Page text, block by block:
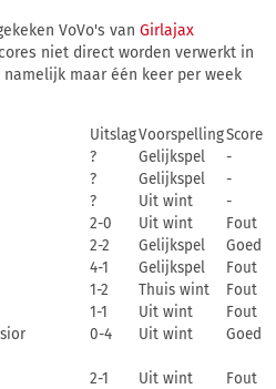
VoVo's van Girlajax
niet direct worden verwerkt in
maar één keer per week
UitslagVoorspellingScore
? Gelijkspel
-
? Gelijkspel
-
? Uit wint
-
2-0 Uit wint
Fout
2-2 Gelijkspel
Goed
4-1 Gelijkspel
Fout
1-2 Thuis wint
Fout
1-1 Uit wint
Fout
0-4 Uit wint Goed
2-1 Uit wint
Fout